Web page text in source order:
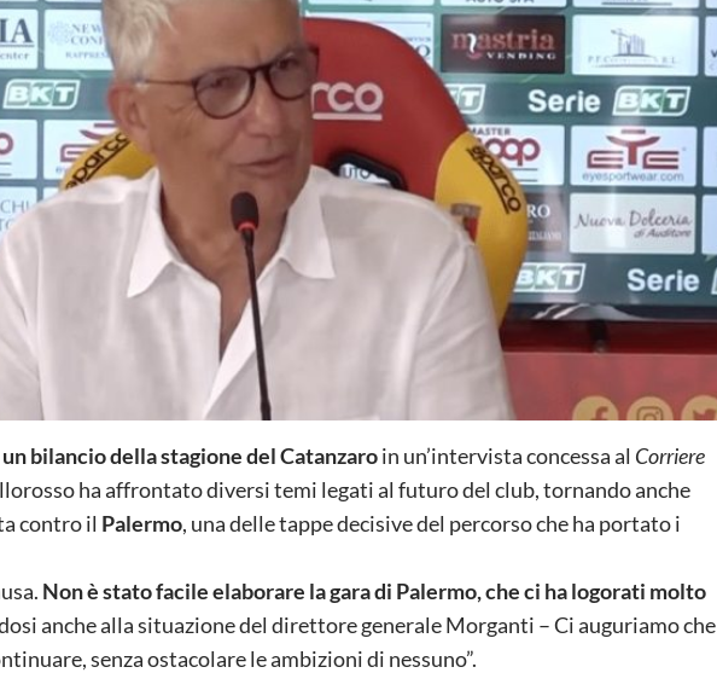
bilancio della stagione del Catanzaroin un’intervista concessa al Corriere
ha affrontato diversi temi legati al futuro del club, tornando anche
contro il Palermo, una delle tappe decisive del percorso che ha portato i
Non è stato facile elaborare la gara di Palermo, che ci ha logorati molto
anche alla situazione del direttore generale Morganti – Ci auguriamo che
senza ostacolare le ambizioni di nessuno”.